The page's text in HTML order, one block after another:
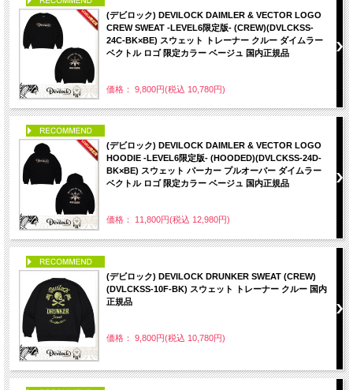
(デビロック) DEVILOCK DAIMLER & VECTOR LOGO
CREW SWEAT -LEVEL6限定版- (CREW)(DVLCKSS-
24C-BK×BE) スウェット トレーナー クルー ダイムラー
ベクトル ロゴ 限定カラー ベージュ 国内正規品
価格： 9,800円(税込 10,780円)
(デビロック) DEVILOCK DAIMLER & VECTOR LOGO
HOODIE -LEVEL6限定版- (HOODED)(DVLCKSS-24D-
BK×BE) スウェット パーカー プルオーバー ダイムラー
ベクトル ロゴ 限定カラー ベージュ 国内正規品
価格： 11,800円(税込 12,980円)
(デビロック) DEVILOCK DRUNKER SWEAT (CREW)
(DVLCKSS-10F-BK) スウェット トレーナー クルー 国内
正規品
価格： 9,800円(税込 10,780円)